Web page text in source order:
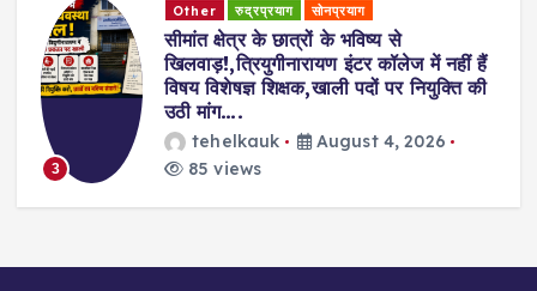
3
Other रुद्रप्रयाग सोनप्रयाग
सीमांत क्षेत्र के छात्रों के भविष्य से
खिलवाड़!,त्रियुगीनारायण इंटर कॉलेज में नहीं हैं
विषय विशेषज्ञ शिक्षक,खाली पदों पर नियुक्ति की
उठी मांग….
tehelkauk
August 4, 2026
85 views